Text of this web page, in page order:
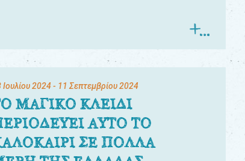
Ιουλίου 2024- 11 Σεπτεμβρίου 2024
ΜΑΓΙΚΟ ΚΛΕΙΔΙ
ΑΥΤΟ ΤΟ
ΣΕ ΠΟΛΛΑ